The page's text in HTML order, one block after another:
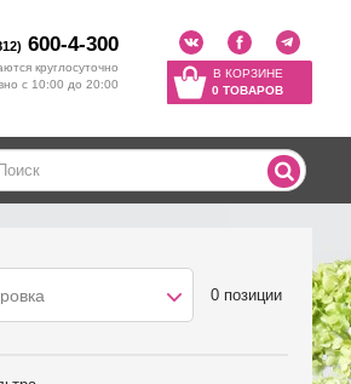
600-4-300
круглосуточно
с 10:00 до 20:00
В КОРЗИНЕ
0 ТОВАРОВ
0 позиции